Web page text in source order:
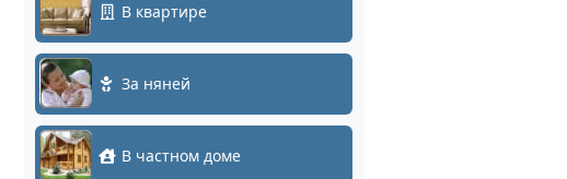
В квартире
За няней
В частном доме